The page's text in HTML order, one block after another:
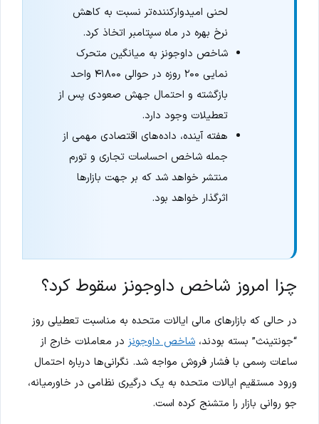
لحنی امیدوارکننده‌تر نسبت به کاهش
نرخ بهره در ماه سپتامبر اتخاذ کرد.
شاخص داوجونز به میانگین متحرک
نمایی ۲۰۰ روزه در حوالی ۴۱۸۰۰ واحد
بازگشته و احتمال جهش صعودی پس از
تعطیلات وجود دارد.
هفته آینده، داده‌های اقتصادی مهمی از
جمله شاخص احساسات تجاری و تورم
منتشر خواهد شد که بر جهت بازارها
اثرگذار خواهد بود.
چزا امروز شاخص داوجونز سقوط کرد؟
در حالی که بازارهای مالی ایالات متحده به مناسبت تعطیلی روز
“جونتینث” بسته بودند، شاخص داوجونز در معاملات خارج از
ساعات رسمی با فشار فروش مواجه شد. نگرانی‌ها درباره احتمال
ورود مستقیم ایالات متحده به یک درگیری نظامی در خاورمیانه،
جو روانی بازار را متشنج کرده است.